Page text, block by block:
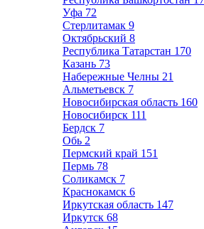
Уфа 72
Стерлитамак 9
Октябрьский 8
Республика Татарстан 170
Казань 73
Набережные Челны 21
Альметьевск 7
Новосибирская область 160
Новосибирск 111
Бердск 7
Обь 2
Пермский край 151
Пермь 78
Соликамск 7
Краснокамск 6
Иркутская область 147
Иркутск 68